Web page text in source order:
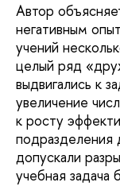
Автор
негативным
учений
целый ряд
выдвигались к
увеличение
к росту
подразделения
допускали
учебная задача